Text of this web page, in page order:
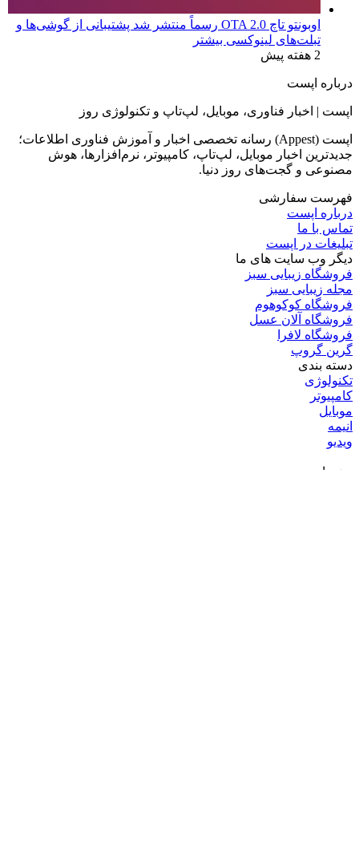
اوبونتو تاچ OTA 2.0 رسماً منتشر شد پشتیبانی از گوشی‌ها و
تبلت‌های لینوکسی بیشتر
2 هفته پیش
درباره اپست
اپست | اخبار فناوری، موبایل، لپ‌تاپ و تکنولوژی روز
اپست (Appest) رسانه تخصصی اخبار و آموزش فناوری اطلاعات؛
جدیدترین اخبار موبایل، لپ‌تاپ، کامپیوتر، نرم‌افزارها، هوش
مصنوعی و گجت‌های روز دنیا.
فهرست سفارشی
درباره اپست
تماس با ما
تبلیغات در اپست
دیگر وب سایت های ما
فروشگاه زیبایی سبز
مجله زیبایی سبز
فروشگاه کوکوهوم
فروشگاه آلان عسل
فروشگاه لافرا
گرین گروپ
دسته بندی
تکنولوژی
کامپیوتر
موبایل
انیمه
ویدیو
برندهای محبوب: